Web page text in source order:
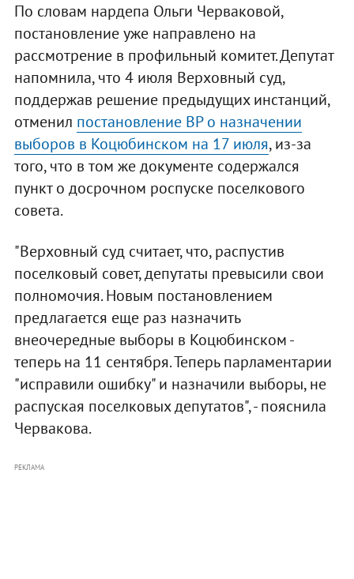
По словам нардепа Ольги Черваковой,
постановление уже направлено на
рассмотрение в профильный комитет. Депутат
напомнила, что 4 июля Верховный суд,
поддержав решение предыдущих инстанций,
отменил постановление ВР о назначении
выборов в Коцюбинском на 17 июля, из-за
того, что в том же документе содержался
пункт о досрочном роспуске поселкового
совета.
"Верховный суд считает, что, распустив
поселковый совет, депутаты превысили свои
полномочия. Новым постановлением
предлагается еще раз назначить
внеочередные выборы в Коцюбинском -
теперь на 11 сентября. Теперь парламентарии
"исправили ошибку" и назначили выборы, не
распуская поселковых депутатов", - пояснила
Червакова.
РЕКЛАМА